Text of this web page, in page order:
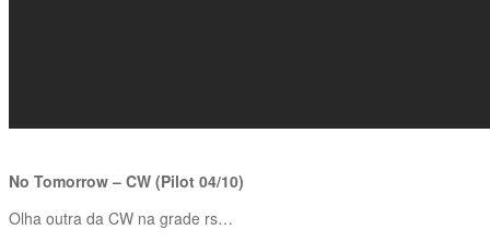
No Tomorrow – CW (Pilot 04/10)
Olha outra da CW na grade rs…